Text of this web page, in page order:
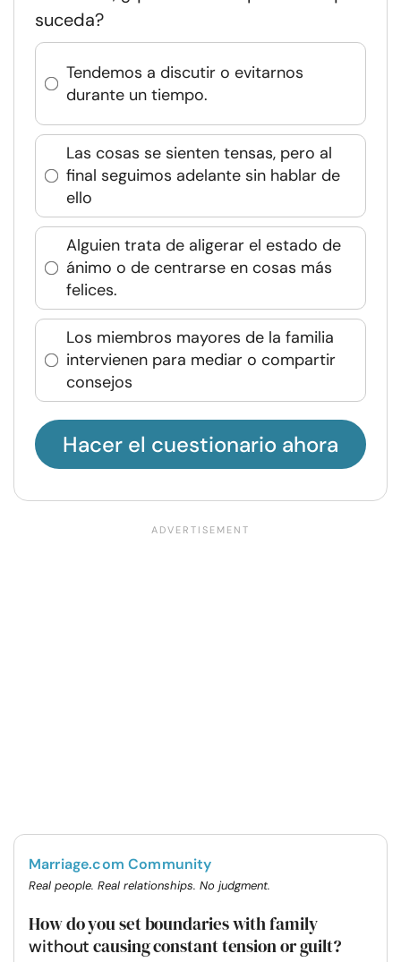
suceda?
Tendemos a discutir o evitarnos
durante un tiempo.
Las cosas se sienten tensas, pero al
final seguimos adelante sin hablar de
ello
Alguien trata de aligerar el estado de
ánimo o de centrarse en cosas más
felices.
Los miembros mayores de la familia
intervienen para mediar o compartir
consejos
Hacer el cuestionario ahora
Marriage.com Community
Real people. Real relationships. No judgment.
How do you set boundaries with family
without causing constant tension or guilt?